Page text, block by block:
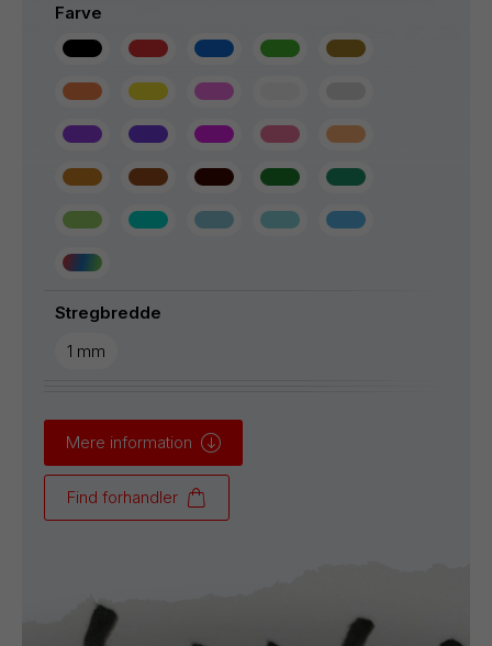
Farve
Stregbredde
1 mm
Mere information
Find forhandler